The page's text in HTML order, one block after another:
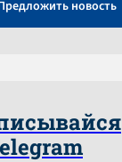
новость